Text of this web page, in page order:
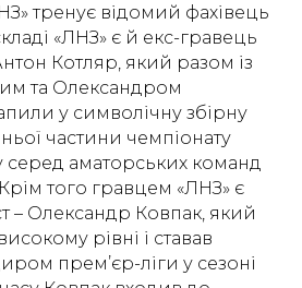
тренує відомий фахівець
«ЛНЗ» є й екс-гравець
Котляр, який разом із
та Олександром
у символічну збірну
частини чемпіонату
серед аматорських команд
того гравцем «ЛНЗ» є
– Олександр Ковпак, який
рівні і ставав
прем’єр-ліги у сезоні